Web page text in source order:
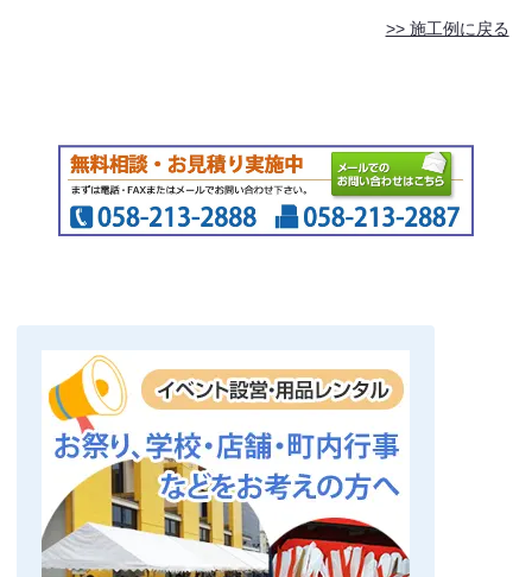
>> 施工例に戻る